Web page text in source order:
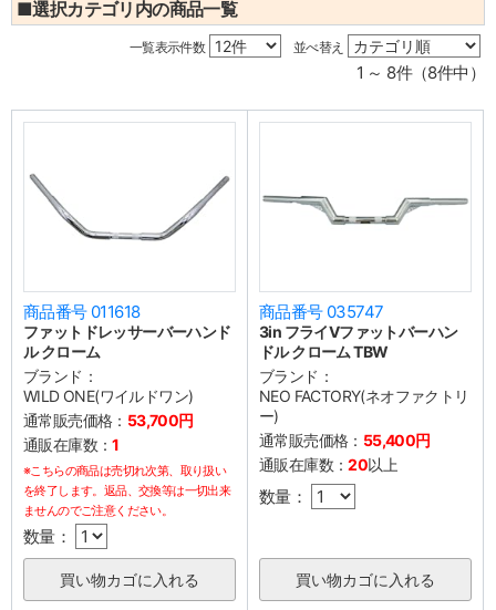
■選択カテゴリ内の商品一覧
一覧表示件数 並べ替え
1 ～ 8件（8件中）
商品番号 011618
ファットドレッサーバーハンド
ル クローム
ブランド：
WILD ONE(ワイルドワン)
通常販売価格： 53,700円
通販在庫数：1
※こちらの商品は売切れ次第、取り扱い
を終了します。返品、交換等は一切出来
ませんのでご注意ください。
数量：
商品番号 035747
3in フライVファットバーハン
ドル クローム TBW
ブランド：
NEO FACTORY(ネオファクトリ
ー)
通常販売価格： 55,400円
通販在庫数：20以上
数量：